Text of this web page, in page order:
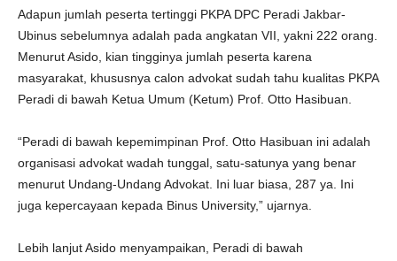
Adapun jumlah peserta tertinggi PKPA DPC Peradi Jakbar-
Ubinus sebelumnya adalah pada angkatan VII, yakni 222 orang.
Menurut Asido, kian tingginya jumlah peserta karena
masyarakat, khususnya calon advokat sudah tahu kualitas PKPA
Peradi di bawah Ketua Umum (Ketum) Prof. Otto Hasibuan.
“Peradi di bawah kepemimpinan Prof. Otto Hasibuan ini adalah
organisasi advokat wadah tunggal, satu-satunya yang benar
menurut Undang-Undang Advokat. Ini luar biasa, 287 ya. Ini
juga kepercayaan kepada Binus University,” ujarnya.
Lebih lanjut Asido menyampaikan, Peradi di bawah